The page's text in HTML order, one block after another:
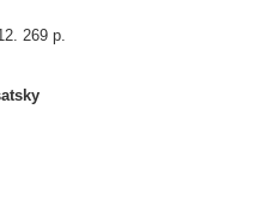
269 p.